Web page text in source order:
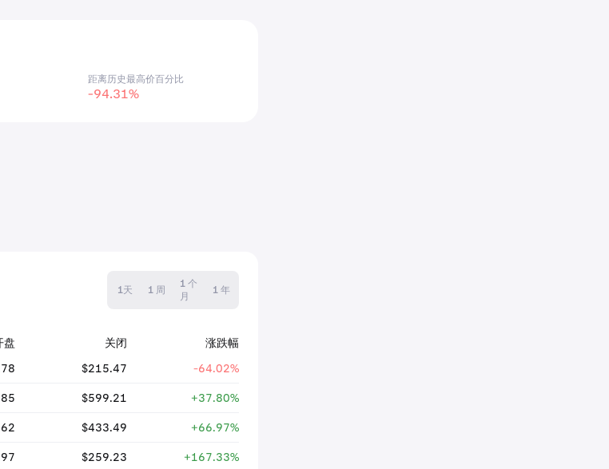
距离历史最高价百分比
-94.31%
1天 1 周
1 个
月
1 年
盘 关闭
涨跌幅
$215.47 -64.02%
$599.21 +37.80%
$433.49 +66.97%
$259.23 +167.33%